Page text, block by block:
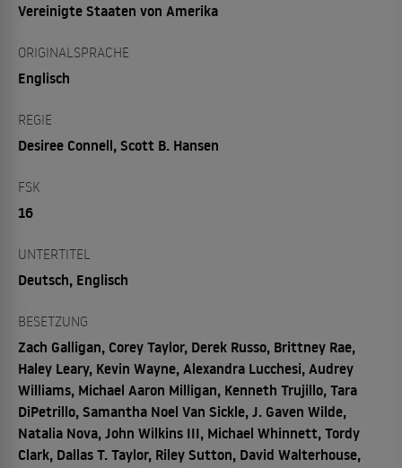
Vereinigte Staaten von Amerika
ORIGINALSPRACHE
Englisch
REGIE
Desiree Connell, Scott B. Hansen
FSK
16
UNTERTITEL
Deutsch, Englisch
BESETZUNG
Zach Galligan, Corey Taylor, Derek Russo, Brittney Rae,
Haley Leary, Kevin Wayne, Alexandra Lucchesi, Audrey
Williams, Michael Aaron Milligan, Kenneth Trujillo, Tara
DiPetrillo, Samantha Noel Van Sickle, J. Gaven Wilde,
Natalia Nova, John Wilkins III, Michael Whinnett, Tordy
Clark, Dallas T. Taylor, Riley Sutton, David Walterhouse,